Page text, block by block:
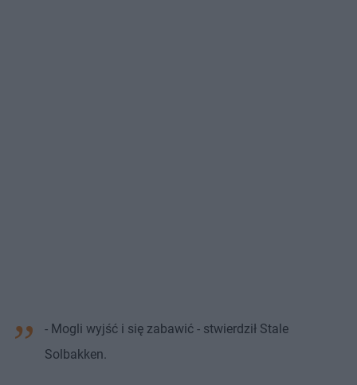
- Mogli wyjść i się zabawić - stwierdził Stale
Solbakken.